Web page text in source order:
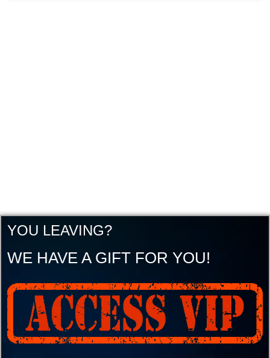
YOU LEAVING?
WE HAVE A GIFT FOR YOU!